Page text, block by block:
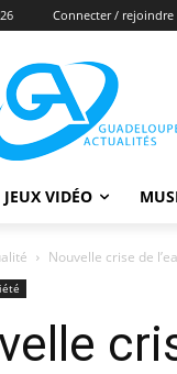
Connecter / rejoindre
JEUX VIDÉO
Nouvelle crise de